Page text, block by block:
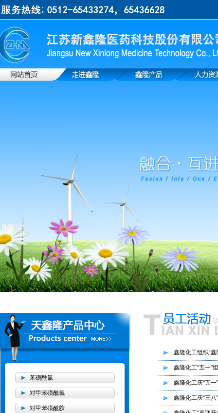
苯磺酰氯
对甲苯磺酰氯
对甲苯磺酰胺
鑫隆化工组织“
鑫隆化工“五一”
鑫隆化工庆“五
鑫隆化工庆“三